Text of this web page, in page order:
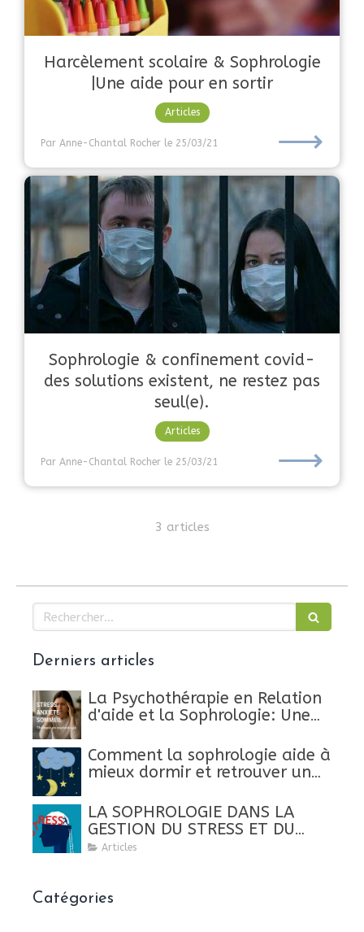
Harcèlement scolaire & Sophrologie
|Une aide pour en sortir
Articles
Par Anne-Chantal Rocher le 25/03/21 ⟶
Sophrologie & confinement covid-
des solutions existent, ne restez pas
seul(e).
Articles
Par Anne-Chantal Rocher le 25/03/21 ⟶
3 articles
Rechercher
Derniers articles
La Psychothérapie en Relation
d'aide et la Sophrologie: Une
plus puissante pour apaiser
vos souffrances.
Comment la sophrologie aide à
mieux dormir et retrouver un
LA SOPHROLOGIE DANS LA
GESTION DU STRESS ET DU
BURN OUT
Articles
Catégories